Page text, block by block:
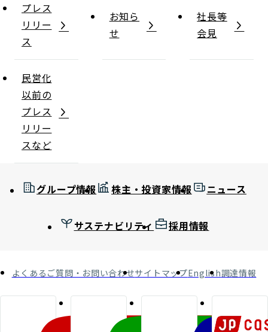
プレス
リリー
ス
お知ら
せ
社長等
会見
民営化
以前の
プレス
リリー
スなど
グループ情報 株主・投資家情報 ニュース
サステナビリティ 採用情報
よくあるご質問・お問い合わせサイトマップEnglish調達情報